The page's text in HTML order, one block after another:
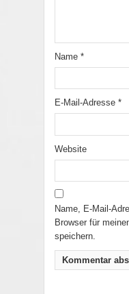
Name *
E-Mail-Adresse *
Website
Name, E-Mail-
Browser für
speichern.